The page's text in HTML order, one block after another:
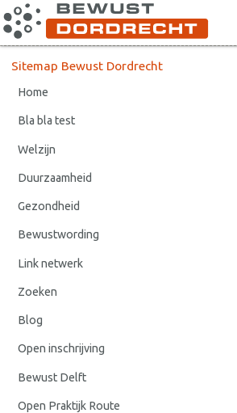
Sitemap Bewust Dordrecht
Home
Bla bla test
Welzijn
Duurzaamheid
Gezondheid
Bewustwording
Link netwerk
Zoeken
Blog
Open inschrijving
Bewust Delft
Open Praktijk Route